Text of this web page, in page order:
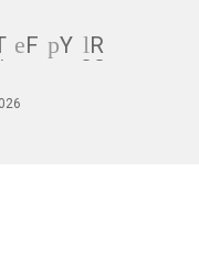
F
oo
Y
R
SS